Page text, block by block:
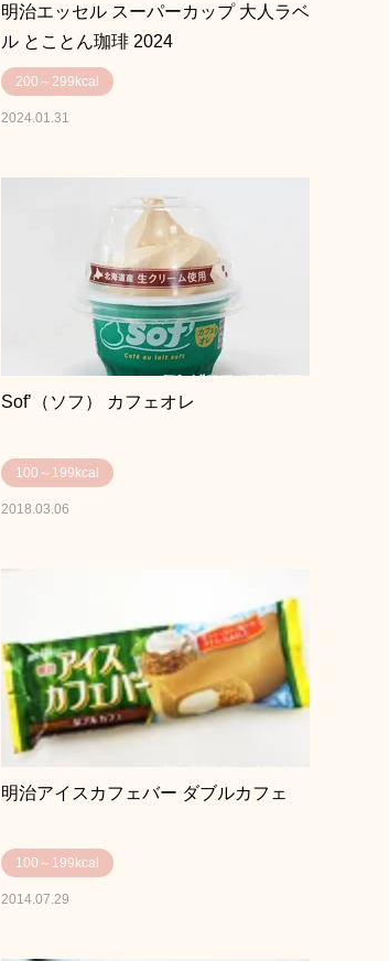
明治エッセル スーパーカップ 大人ラベ
ル とことん珈琲 2024
200～299kcal
2024.01.31
Sof’（ソフ） カフェオレ
100～199kcal
2018.03.06
明治アイスカフェバー ダブルカフェ
100～199kcal
2014.07.29